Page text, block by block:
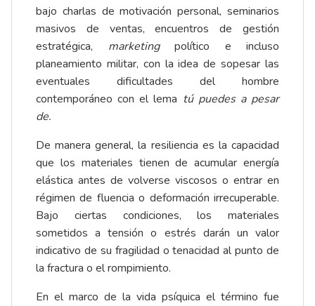
bajo charlas de motivación personal, seminarios
masivos de ventas, encuentros de gestión
estratégica, marketingpolítico e incluso
planeamiento militar, con la idea de sopesar las
eventuales dificultades del hombre
contemporáneo con el lema tú puedes a pesar
de.
De manera general, la resiliencia es la capacidad
que los materiales tienen de acumular energía
elástica antes de volverse viscosos o entrar en
régimen de fluencia o deformación irrecuperable.
Bajo ciertas condiciones, los materiales
sometidos a tensión o estrés darán un valor
indicativo de su fragilidad o tenacidad al punto de
la fractura o el rompimiento.
En el marco de la vida psíquica el término fue